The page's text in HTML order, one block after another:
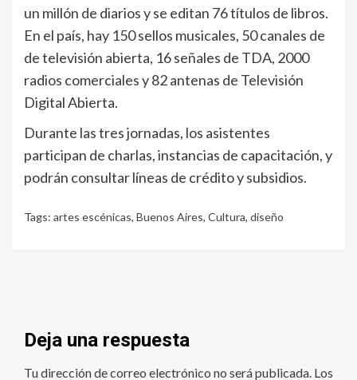
un millón de diarios y se editan 76 títulos de libros.
En el país, hay 150 sellos musicales, 50 canales de
de televisión abierta, 16 señales de TDA, 2000
radios comerciales y 82 antenas de Televisión
Digital Abierta.
Durante las tres jornadas, los asistentes
participan de charlas, instancias de capacitación, y
podrán consultar líneas de crédito y subsidios.
Tags: artes escénicas, Buenos Aires, Cultura, diseño
Deja una respuesta
Tu dirección de correo electrónico no será publicada. Los